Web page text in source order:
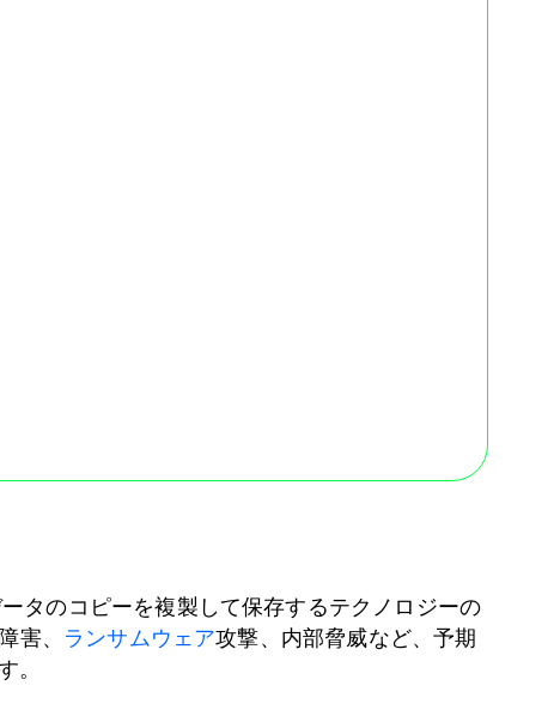
タのコピーを複製して保存するテクノロジーの
害、 ランサムウェア攻撃、内部脅威など、予期
。